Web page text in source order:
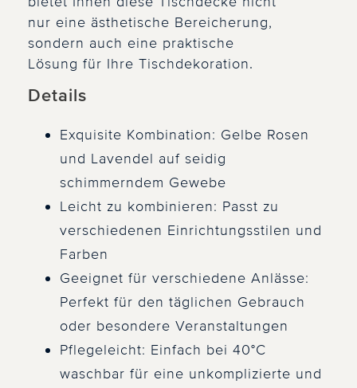
nur eine ästhetische Bereicherung,
sondern auch eine praktische
Lösung für Ihre Tischdekoration.
Details
Exquisite Kombination: Gelbe Rosen
und Lavendel auf seidig
schimmerndem Gewebe
Leicht zu kombinieren: Passt zu
verschiedenen Einrichtungsstilen und
Farben
Geeignet für verschiedene Anlässe:
Perfekt für den täglichen Gebrauch
oder besondere Veranstaltungen
Pflegeleicht: Einfach bei 40°C
waschbar für eine unkomplizierte und